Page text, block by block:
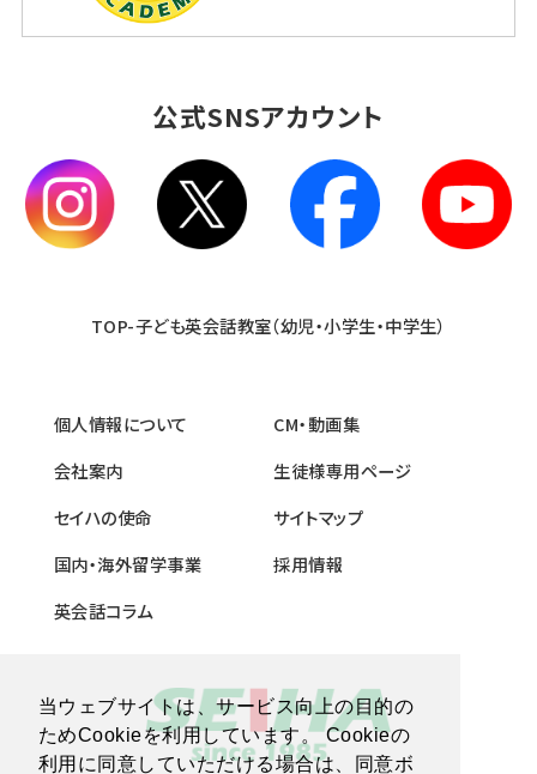
当ウェブサイトは、サービス向上の目的の
ためCookieを利用しています。 Cookieの
利用に同意していただける場合は、同意ボ
公式SNSアカウント
TOP-子ども英会話教室（幼児・小学生・中学生）
個人情報について
会社案内
セイハの使命
国内・海外留学事業
英会話コラム
CM・動画集
生徒様専用ページ
サイトマップ
採用情報